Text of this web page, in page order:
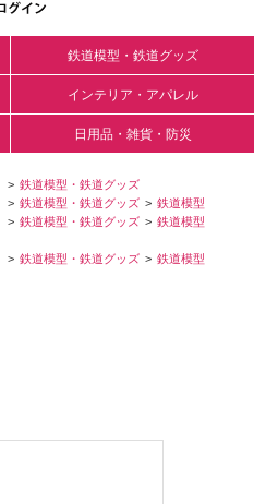
鉄道模型・鉄道グッズ
インテリア・アパレル
日用品・雑貨・防災
鉄道模型・鉄道グッズ
鉄道模型・鉄道グッズ
鉄道模型
鉄道模型・鉄道グッズ
鉄道模型
鉄道模型・鉄道グッズ
鉄道模型